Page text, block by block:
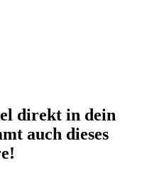
direkt in dein
auch dieses